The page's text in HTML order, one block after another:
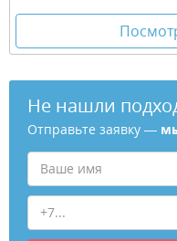
Не нашли
Отправьте заявку —